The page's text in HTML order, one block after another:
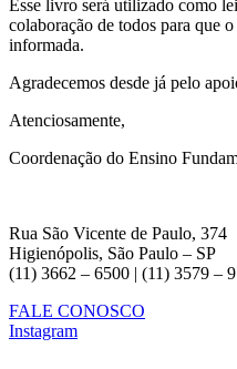
Esse livro será utilizado como
colaboração de todos para que
informada.
Agradecemos desde já pelo
Atenciosamente,
Coordenação do Ensino
Rua São Vicente de Paulo, 374
Higienópolis, São Paulo – SP
(11) 3662 – 6500 | (11) 3579 –
FALE CONOSCO
Instagram